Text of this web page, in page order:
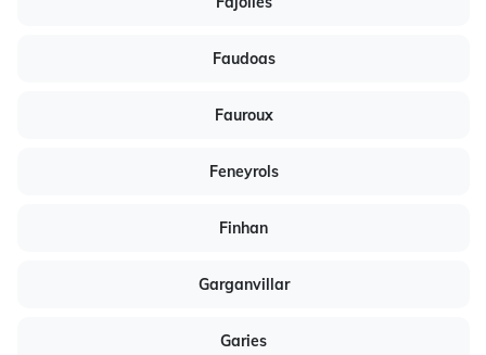
Faudoas
Fauroux
Feneyrols
Finhan
Garganvillar
Garies